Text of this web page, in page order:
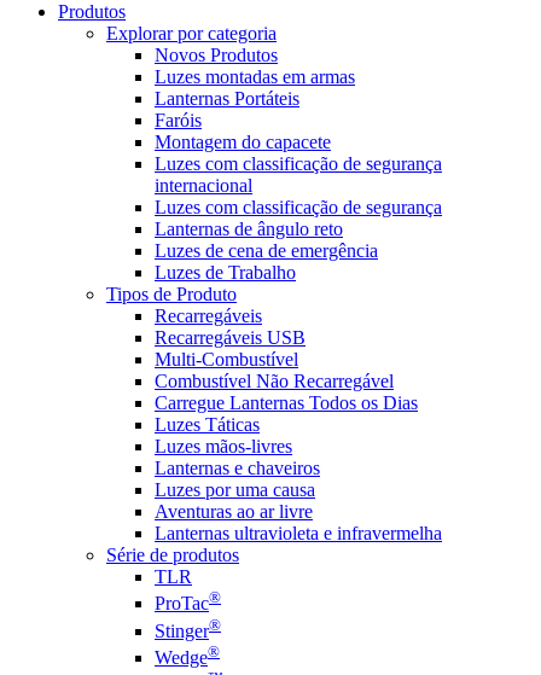
Produtos
Explorar por categoria
Novos Produtos
Luzes montadas em armas
Lanternas Portáteis
Faróis
Montagem do capacete
Luzes com classificação de segurança
internacional
Luzes com classificação de segurança
Lanternas de ângulo reto
Luzes de cena de emergência
Luzes de Trabalho
Tipos de Produto
Recarregáveis
Recarregáveis USB
Multi-Combustível
Combustível Não Recarregável
Carregue Lanternas Todos os Dias
Luzes Táticas
Luzes mãos-livres
Lanternas e chaveiros
Luzes por uma causa
Aventuras ao ar livre
Lanternas ultravioleta e infravermelha
Série de produtos
TLR
ProTac®
Stinger®
Wedge®